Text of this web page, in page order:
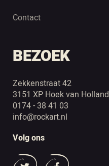
Contact
BEZOEK
Zekkenstraat 42
3151 XP Hoek van Holland
0174 - 38 41 03
info@rockart.nl
Volg ons